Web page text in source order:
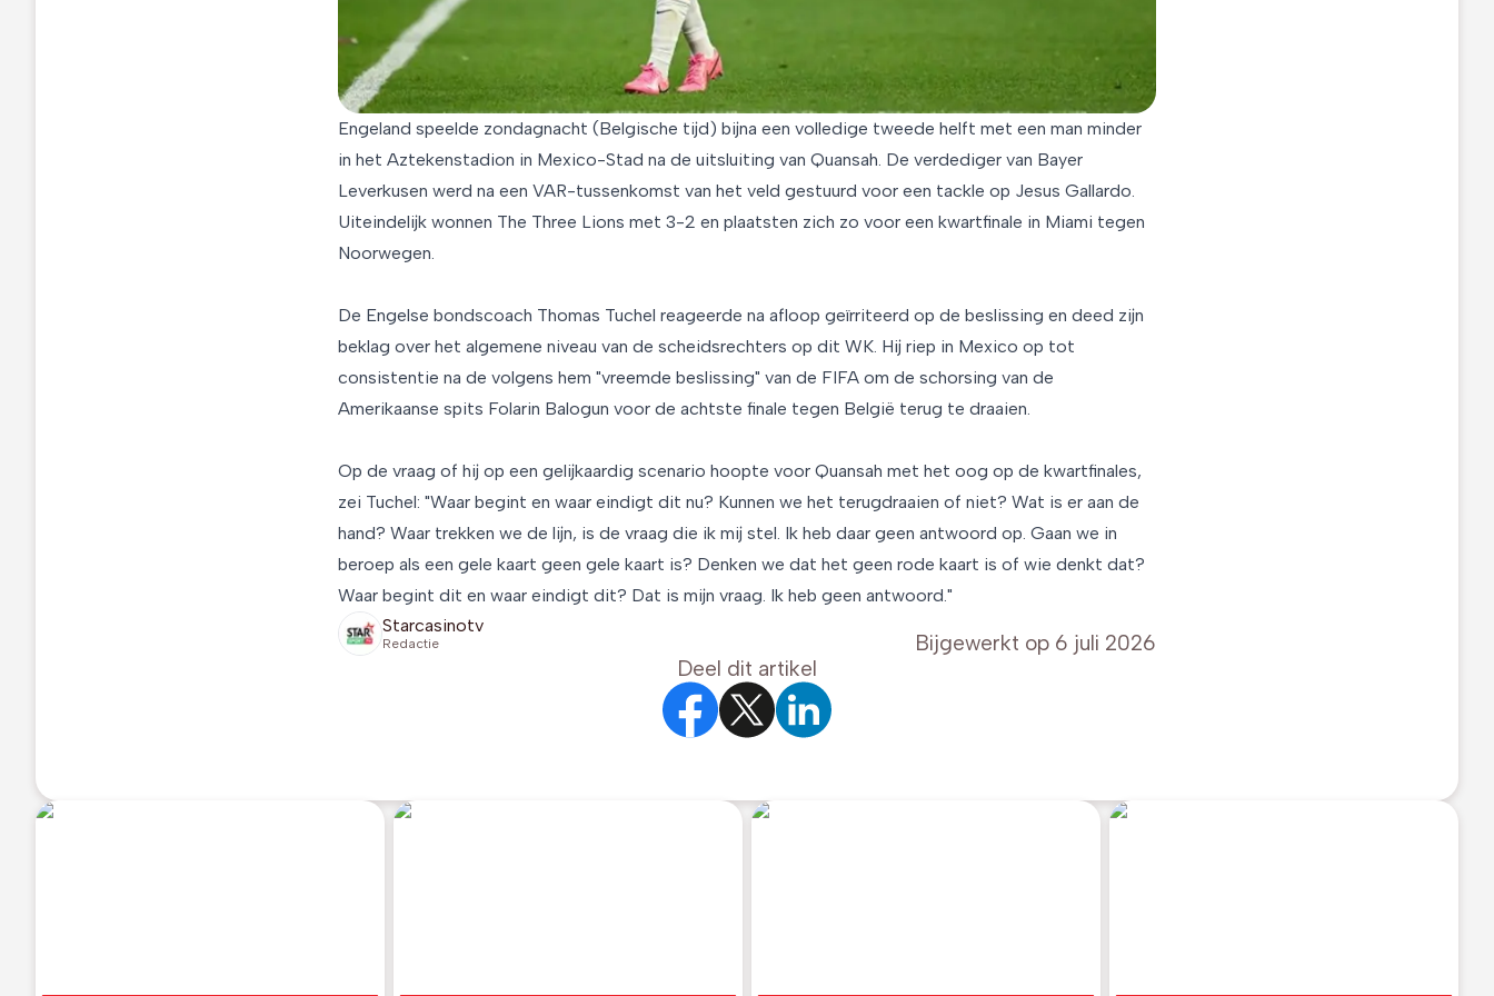
Engeland speelde zondagnacht (Belgische tijd) bijna een volledige tweede helft met een man minder
in het Aztekenstadion in Mexico-Stad na de uitsluiting van Quansah. De verdediger van Bayer
Leverkusen werd na een VAR-tussenkomst van het veld gestuurd voor een tackle op Jesus Gallardo.
Uiteindelijk wonnen The Three Lions met 3-2 en plaatsten zich zo voor een kwartfinale in Miami tegen
Noorwegen.
De Engelse bondscoach Thomas Tuchel reageerde na afloop geïrriteerd op de beslissing en deed zijn
beklag over het algemene niveau van de scheidsrechters op dit WK. Hij riep in Mexico op tot
consistentie na de volgens hem "vreemde beslissing" van de FIFA om de schorsing van de
Amerikaanse spits Folarin Balogun voor de achtste finale tegen België terug te draaien.
Op de vraag of hij op een gelijkaardig scenario hoopte voor Quansah met het oog op de kwartfinales,
zei Tuchel: "Waar begint en waar eindigt dit nu? Kunnen we het terugdraaien of niet? Wat is er aan de
hand? Waar trekken we de lijn, is de vraag die ik mij stel. Ik heb daar geen antwoord op. Gaan we in
beroep als een gele kaart geen gele kaart is? Denken we dat het geen rode kaart is of wie denkt dat?
Waar begint dit en waar eindigt dit? Dat is mijn vraag. Ik heb geen antwoord."
Starcasinotv
Redactie Bijgewerkt op 6 juli 2026
Deel dit artikel